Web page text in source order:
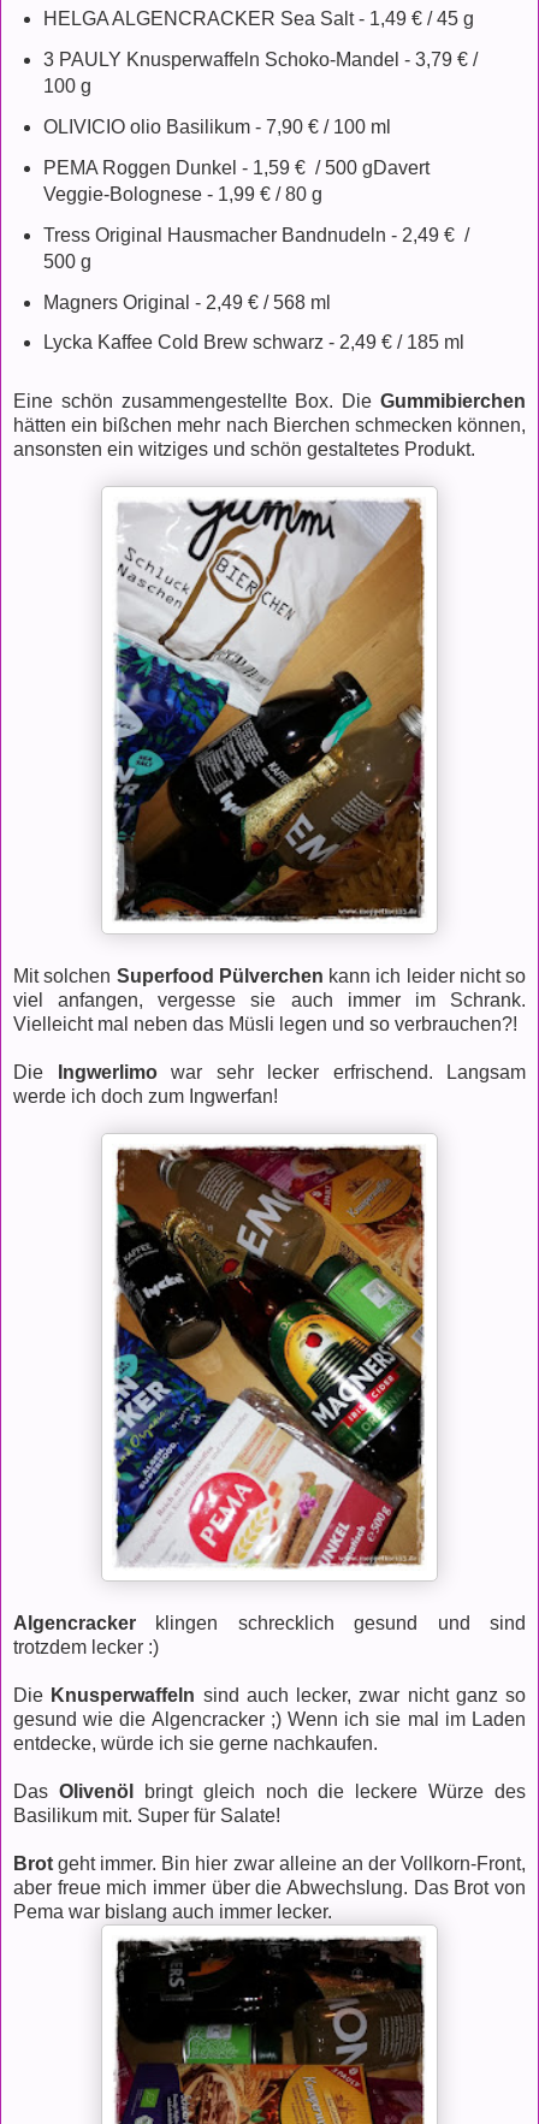
HELGA ALGENCRACKER Sea Salt - 1,49 € / 45 g
3 PAULY Knusperwaffeln Schoko-Mandel - 3,79 € /
100 g
OLIVICIO olio Basilikum - 7,90 € / 100 ml
PEMA Roggen Dunkel - 1,59 € / 500 gDavert
Veggie-Bolognese - 1,99 € / 80 g
Tress Original Hausmacher Bandnudeln - 2,49 € /
500 g
Magners Original - 2,49 € / 568 ml
Lycka Kaffee Cold Brew schwarz - 2,49 € / 185 ml
Eine schön zusammengestellte Box. Die Gummibierchen
hätten ein bißchen mehr nach Bierchen schmecken können,
ansonsten ein witziges und schön gestaltetes Produkt.
Mit solchen Superfood Pülverchen kann ich leider nicht so
viel anfangen, vergesse sie auch immer im Schrank.
Vielleicht mal neben das Müsli legen und so verbrauchen?!
Die Ingwerlimo war sehr lecker erfrischend. Langsam
werde ich doch zum Ingwerfan!
Algencracker klingen schrecklich gesund und sind
trotzdem lecker :)
Die Knusperwaffeln sind auch lecker, zwar nicht ganz so
gesund wie die Algencracker ;) Wenn ich sie mal im Laden
entdecke, würde ich sie gerne nachkaufen.
Das Olivenöl
bringt gleich noch die leckere Würze des
Basilikum mit. Super für Salate!
Brotgeht immer. Bin hier zwar alleine an der Vollkorn-Front,
aber freue mich immer über die Abwechslung. Das Brot von
Pema war bislang auch immer lecker.